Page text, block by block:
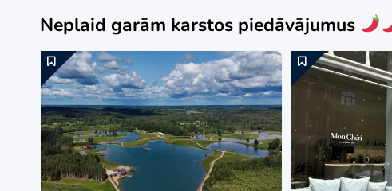
Neplaid garām karstos piedāvājumus